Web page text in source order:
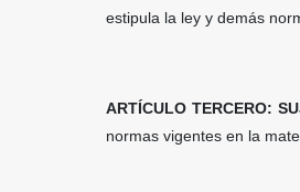
estipula la ley y demás
ARTÍCULO TERCERO:
normas vigentes en la